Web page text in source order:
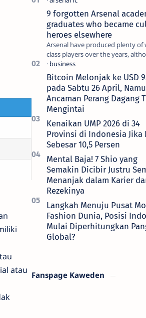
atau
9 forgotten Arsenal
graduates who became
heroes elsewhere
Arsenal have produced plenty of
class players over the years,
all of them make the grade at the
Emirates. For every Tony Ada…
Bitcoin Melonjak ke USD
pada Sabtu 26 April,
Ancaman Perang Dagang
Mengintai
Kenaikan UMP 2026 di 34
Provinsi di Indonesia Jika
Sebesar 10,5 Persen
Mental Baja! 7 Shio yang
Semakin Dicibir Justru
Menanjak dalam Karier
Rezekinya
Langkah Menuju Pusat
Fashion Dunia, Posisi
Mulai Diperhitungkan
Global?
Fanspage Kaweden